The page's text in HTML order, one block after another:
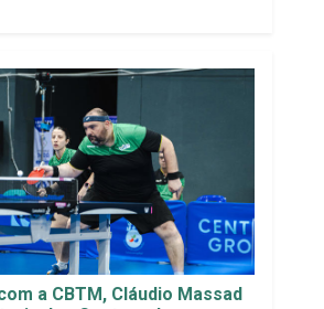
a CBTM, Cláudio Massad